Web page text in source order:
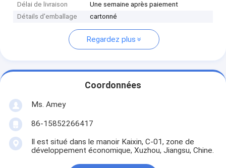
Délai de livraison
Une semaine après paiement
Détails d'emballage
cartonné
Regardez plus
Coordonnées
Ms. Amey
86-15852266417
Il est situé dans le manoir Kaixin, C-01, zone de
développement économique, Xuzhou, Jiangsu, Chine.